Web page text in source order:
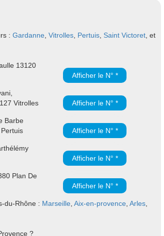
: Gardanne Vitrolles Pertuis Saint Victoret , et
13120
Afficher le N° *
Vitrolles
Afficher le N° *
Barbe
Afficher le N° *
Afficher le N° *
Plan De
Afficher le N° *
du-Rhône : Marseille Aix-en-provence Arles
?